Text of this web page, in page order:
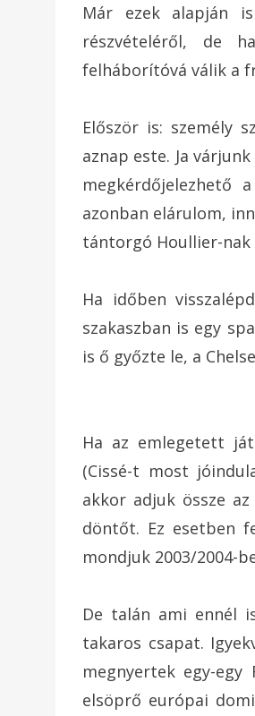
Már ezek alapján
részvételéről, de
felháborítóvá válik a
Először is: személy
aznap este. Ja
megkérdőjelezhető
azonban elárulom,
tántorgó Houllier-nak
Ha időben
szakaszban is egy
is ő győzte le, a
Ha az emlegetett
(Cissé-t most
akkor adjuk össze
döntőt. Ez esetben
mondjuk 2003/2004-
De talán ami ennél
takaros csapat.
megnyertek egy-
elsöprő európai